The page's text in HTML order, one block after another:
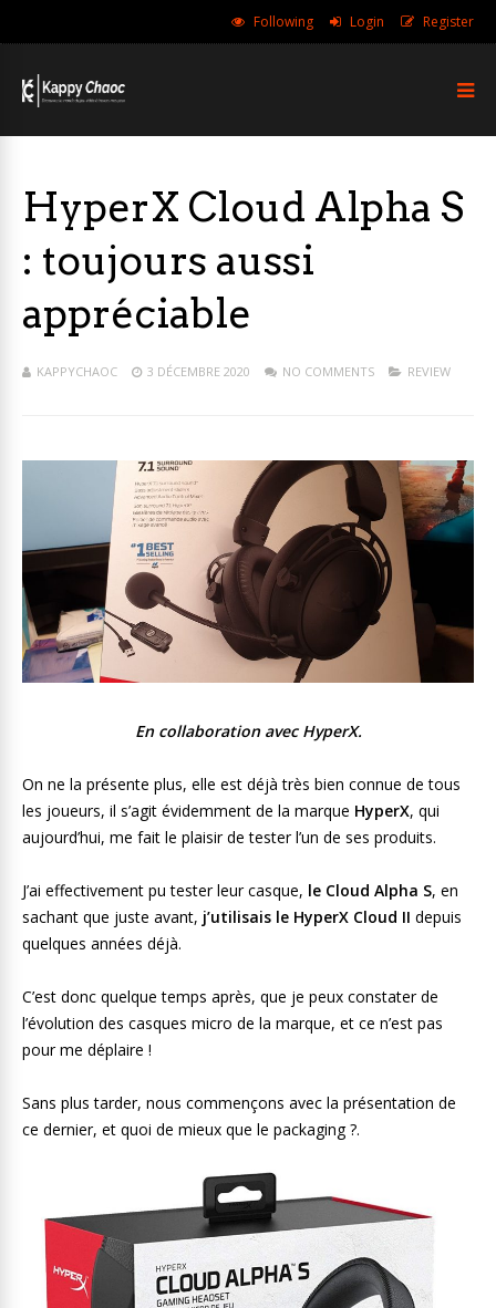
Following Login Register
HyperX Cloud Alpha S
: toujours aussi
appréciable
KAPPYCHAOC 3 DÉCEMBRE 2020 NO COMMENTS REVIEW
En collaboration avec HyperX.
On ne la présente plus, elle est déjà très bien connue de tous
les joueurs, il s’agit évidemment de la marque HyperX, qui
aujourd’hui, me fait le plaisir de tester l’un de ses produits.
J’ai effectivement pu tester leur casque, le Cloud Alpha S, en
sachant que juste avant, j’utilisais le HyperX Cloud II depuis
quelques années déjà.
C’est donc quelque temps après, que je peux constater de
l’évolution des casques micro de la marque, et ce n’est pas
pour me déplaire !
Sans plus tarder, nous commençons avec la présentation de
ce dernier, et quoi de mieux que le packaging ?.